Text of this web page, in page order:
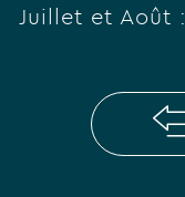
Juillet et Août :